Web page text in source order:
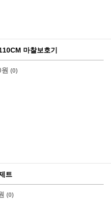
마찰보호기
(0)
트
(0)